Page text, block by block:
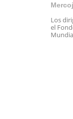
Los
el